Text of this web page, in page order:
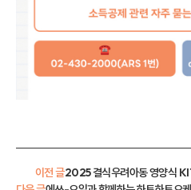
이전 글2025 결식우려아동 영양식